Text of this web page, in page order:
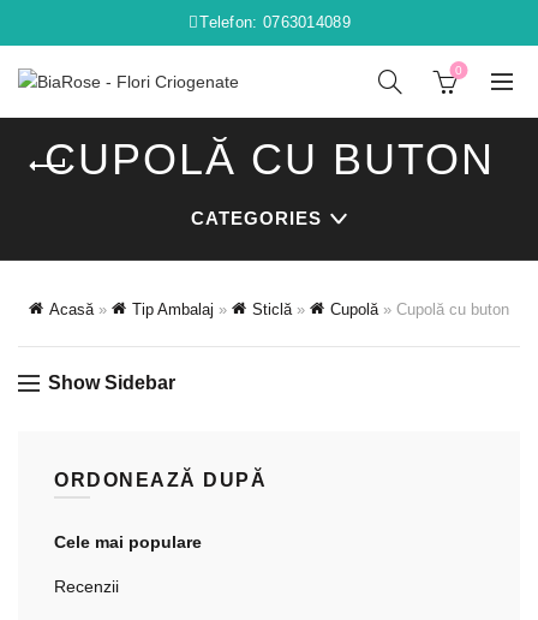
Telefon: 0763014089
0
CUPOLĂ CU BUTON
CATEGORIES
Acasă» Tip Ambalaj » Sticlă» Cupolă» Cupolă cu buton
Show Sidebar
ORDONEAZĂ DUPĂ
Cele mai populare
Recenzii